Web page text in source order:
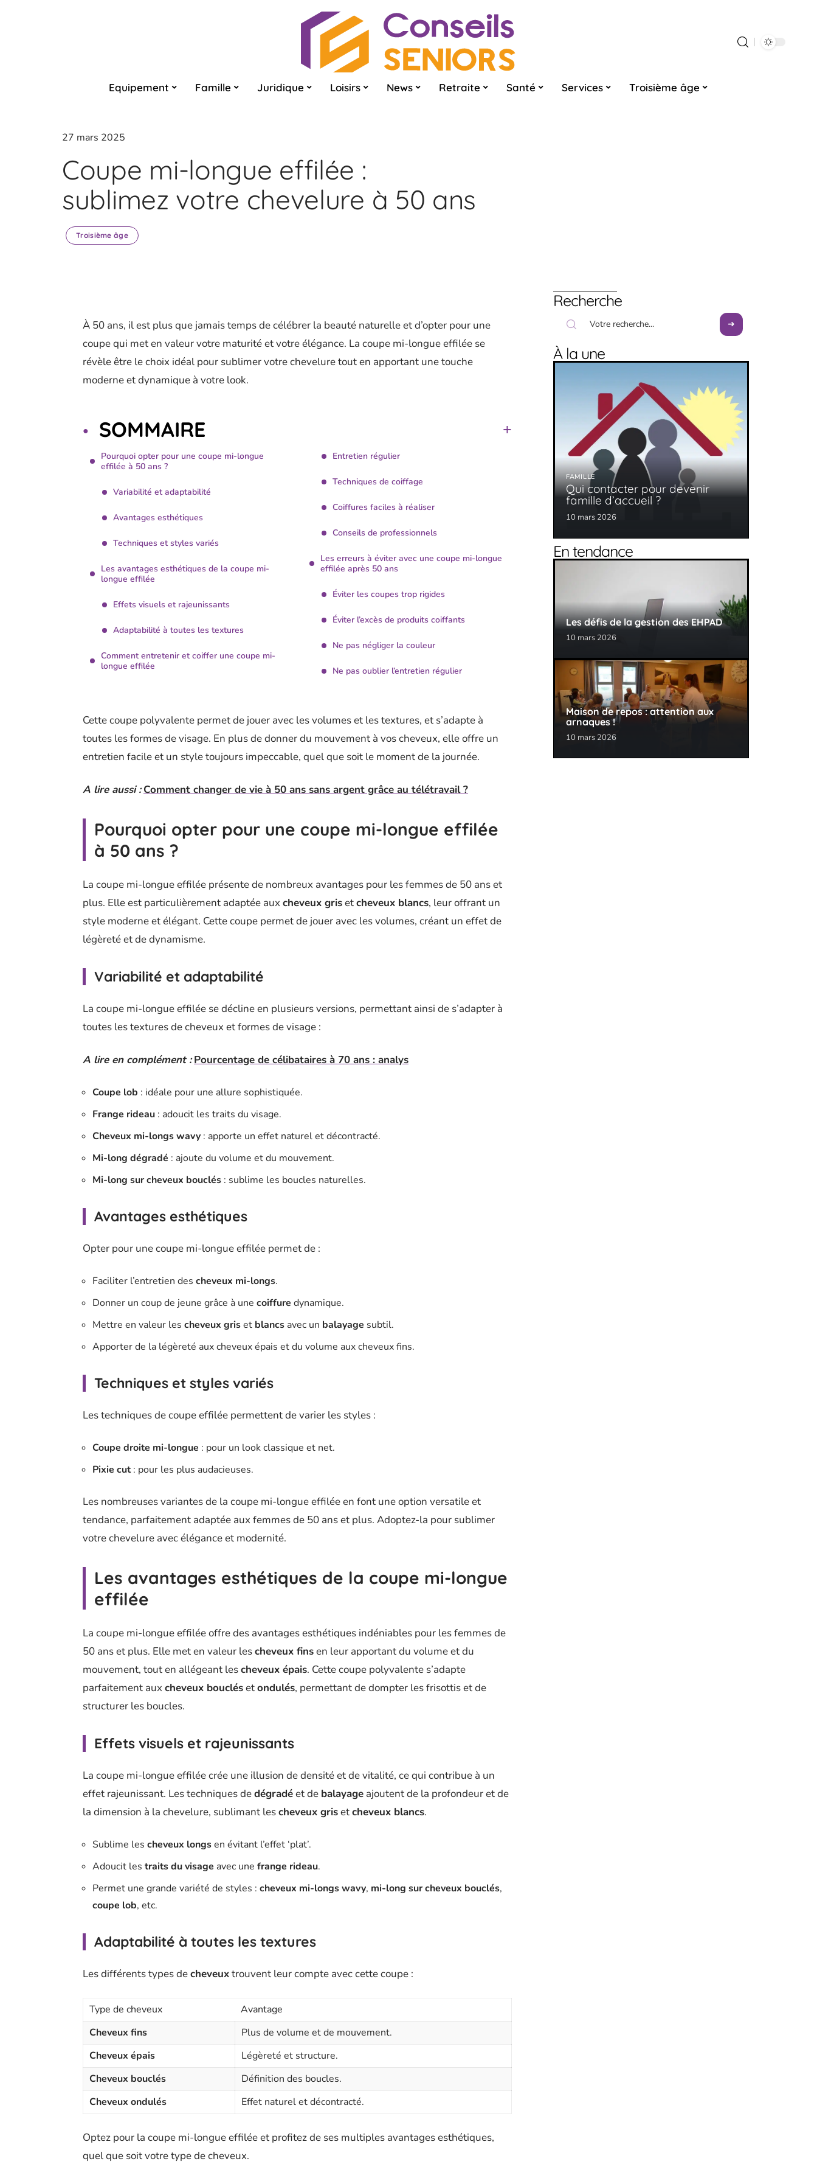
Equipement Famille Juridique Loisirs News Retraite Santé Services Troisième âge
27 mars 2025
Coupe mi-longue effilée :
sublimez votre chevelure à 50 ans
Troisième âge
À 50 ans, il est plus que jamais temps de célébrer la beauté naturelle et d’opter pour une
coupe qui met en valeur votre maturité et votre élégance. La coupe mi-longue effilée se
révèle être le choix idéal pour sublimer votre chevelure tout en apportant une touche
moderne et dynamique à votre look.
SOMMAIRE
Pourquoi opter pour une coupe mi-longue
effilée à 50 ans ?
Variabilité et adaptabilité
Avantages esthétiques
Techniques et styles variés
Les avantages esthétiques de la coupe mi-
longue effilée
Effets visuels et rajeunissants
Adaptabilité à toutes les textures
Comment entretenir et coiffer une coupe mi-
longue effilée
Entretien régulier
Techniques de coiffage
Coiffures faciles à réaliser
Conseils de professionnels
Les erreurs à éviter avec une coupe mi-longue
effilée après 50 ans
Éviter les coupes trop rigides
Éviter l’excès de produits coiffants
Ne pas négliger la couleur
Ne pas oublier l’entretien régulier
Cette coupe polyvalente permet de jouer avec les volumes et les textures, et s’adapte à
toutes les formes de visage. En plus de donner du mouvement à vos cheveux, elle offre un
entretien facile et un style toujours impeccable, quel que soit le moment de la journée.
A lire aussi : Comment changer de vie à 50 ans sans argent grâce au télétravail ?
Pourquoi opter pour une coupe mi-longue effilée
à 50 ans ?
La coupe mi-longue effilée présente de nombreux avantages pour les femmes de 50 ans et
plus. Elle est particulièrement adaptée aux cheveux grisetcheveux blancs, leur offrant un
style moderne et élégant. Cette coupe permet de jouer avec les volumes, créant un effet de
légèreté et de dynamisme.
Variabilité et adaptabilité
La coupe mi-longue effilée se décline en plusieurs versions, permettant ainsi de s’adapter à
toutes les textures de cheveux et formes de visage :
A lire en complément : Pourcentage de célibataires à 70 ans : analys
Coupe lob : idéale pour une allure sophistiquée.
Frange rideau : adoucit les traits du visage.
Cheveux mi-longs wavy : apporte un effet naturel et décontracté.
Mi-long dégradé : ajoute du volume et du mouvement.
Mi-long sur cheveux bouclés : sublime les boucles naturelles.
Avantages esthétiques
Opter pour une coupe mi-longue effilée permet de :
Faciliter l’entretien des cheveux mi-longs.
Donner un coup de jeune grâce à une coiffure dynamique.
Mettre en valeur les cheveux griset blancs avec un balayage subtil.
Apporter de la légèreté aux cheveux épais et du volume aux cheveux fins.
Techniques et styles variés
Les techniques de coupe effilée permettent de varier les styles :
Coupe droite mi-longue : pour un look classique et net.
Pixie cut: pour les plus audacieuses.
Les nombreuses variantes de la coupe mi-longue effilée en font une option versatile et
tendance, parfaitement adaptée aux femmes de 50 ans et plus. Adoptez-la pour sublimer
votre chevelure avec élégance et modernité.
Les avantages esthétiques de la coupe mi-longue
effilée
La coupe mi-longue effilée offre des avantages esthétiques indéniables pour les femmes de
50 ans et plus. Elle met en valeur lescheveux finsen leur apportant du volume et du
mouvement, tout en allégeant lescheveux épais. Cette coupe polyvalente s’adapte
parfaitement aux cheveux bouclésetondulés, permettant de dompter les frisottis et de
structurer les boucles.
Effets visuels et rajeunissants
La coupe mi-longue effilée crée une illusion de densité et de vitalité, ce qui contribue à un
effet rajeunissant. Les techniques dedégradéet de balayage ajoutent de la profondeur et de
la dimension à la chevelure, sublimant lescheveux grisetcheveux blancs.
Sublime les cheveux longsen évitant l’effet ‘plat’.
Adoucit les traits du visage avec une frange rideau.
Permet une grande variété de styles : cheveux mi-longs wavy, mi-long sur cheveux bouclés,
coupe lob, etc.
Adaptabilité à toutes les textures
Les différents types decheveuxtrouvent leur compte avec cette coupe :
Type de cheveux
Avantage
Cheveux fins
Plus de volume et de mouvement.
Cheveux épais
Légèreté et structure.
Cheveux bouclés
Définition des boucles.
Cheveux ondulés
Effet naturel et décontracté.
Optez pour la coupe mi-longue effilée et profitez de ses multiples avantages esthétiques,
quel que soit votre type de cheveux.
Recherche
À la une
FAMILLE
Qui contacter pour devenir
famille d’accueil ?
10 mars 2026
En tendance
Les défis de la gestion des EHPAD
10 mars 2026
Maison de repos : attention aux
arnaques !
10 mars 2026